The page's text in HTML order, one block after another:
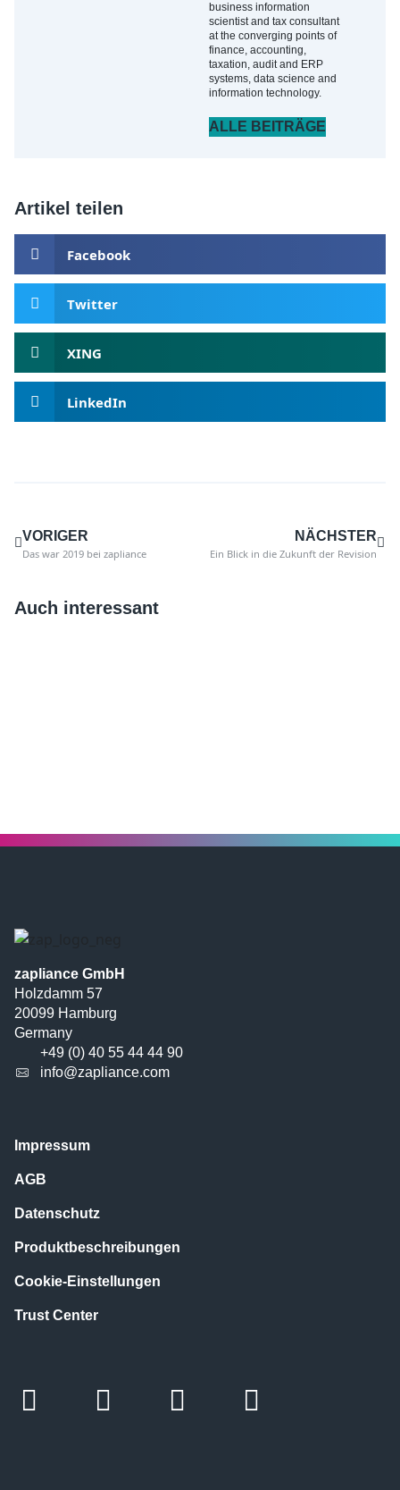
business information
scientist and tax consultant
at the converging points of
finance, accounting,
taxation, audit and ERP
systems, data science and
information technology.
ALLE BEITRÄGE
Artikel teilen
Facebook
Twitter
XING
LinkedIn
VORIGER
Das war 2019 bei zapliance
NÄCHSTER
Ein Blick in die Zukunft der Revision
Auch interessant
zapliance GmbH
Holzdamm 57
20099 Hamburg
Germany
+49 (0) 40 55 44 44 90
info@zapliance.com
Impressum
AGB
Datenschutz
Produktbeschreibungen
Cookie-Einstellungen
Trust Center